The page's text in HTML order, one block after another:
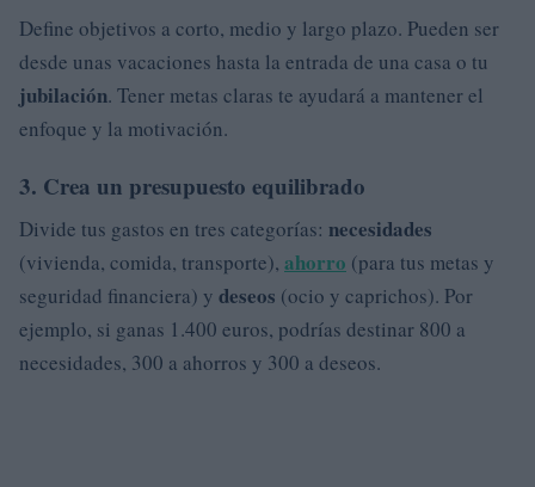
Define objetivos a corto, medio y largo plazo. Pueden ser
desde unas vacaciones hasta la entrada de una casa o tu
jubilación. Tener metas claras te ayudará a mantener el
enfoque y la motivación.
3. Crea un presupuesto equilibrado
Divide tus gastos en tres categorías: necesidades
(vivienda, comida, transporte), ahorro (para tus metas y
seguridad financiera) y deseos (ocio y caprichos). Por
ejemplo, si ganas 1.400 euros, podrías destinar 800 a
necesidades, 300 a ahorros y 300 a deseos.